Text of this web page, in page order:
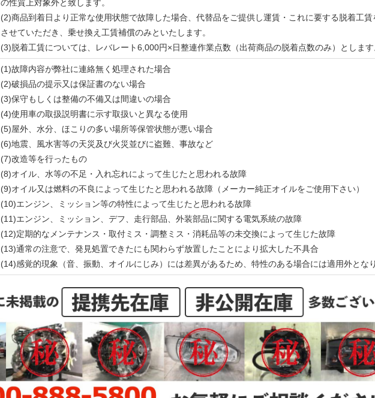
の性質上対象外と致します。
(2)商品到着日より正常な使用状態で故障した場合、代替品をご提供し運賃・これに要する脱着工
させていただき、乗せ換え工賃補償のみといたします。
(3)脱着工賃については、レバレート6,000円×日整連作業点数（出荷商品の脱着点数のみ）としま
(1)故障内容が弊社に連絡無く処理された場合
(2)破損品の提示又は保証書のない場合
(3)保守もしくは整備の不備又は間違いの場合
(4)使用車の取扱説明書に示す取扱いと異なる使用
(5)屋外、水分、ほこりの多い場所等保管状態が悪い場合
(6)地震、風水害等の天災及び火災並びに盗難、事故など
(7)改造等を行ったもの
(8)オイル、水等の不足・入れ忘れによって生じたと思われる故障
(9)オイル又は燃料の不良によって生じたと思われる故障（メーカー純正オイルをご使用下さい）
(10)エンジン、ミッション等の特性によって生じたと思われる故障
(11)エンジン、ミッション、デフ、走行部品、外装部品に関する電気系統の故障
(12)定期的なメンテナンス・取付ミス・調整ミス・消耗品等の未交換によって生じた故障
(13)通常の注意で、発見処置できたにも関わらず放置したことにより拡大した不具合
(14)感覚的現象（音、振動、オイルにじみ）には差異があるため、特性のある場合には適用外とな